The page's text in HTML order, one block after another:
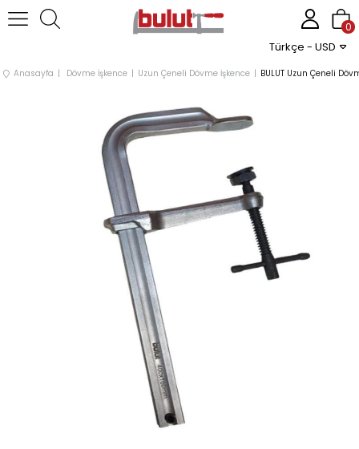
Türkçe - USD
0
Anasayfa Dövme İşkence Uzun Çeneli Dövme İşkence BULUT Uzun Çeneli